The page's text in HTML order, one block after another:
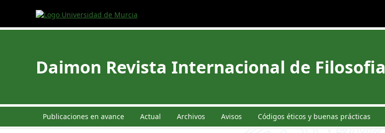
Daimon Revista Internacional de Filosofia
Publicaciones en avance Actual Archivos Avisos Códigos éticos y buenas prácticas